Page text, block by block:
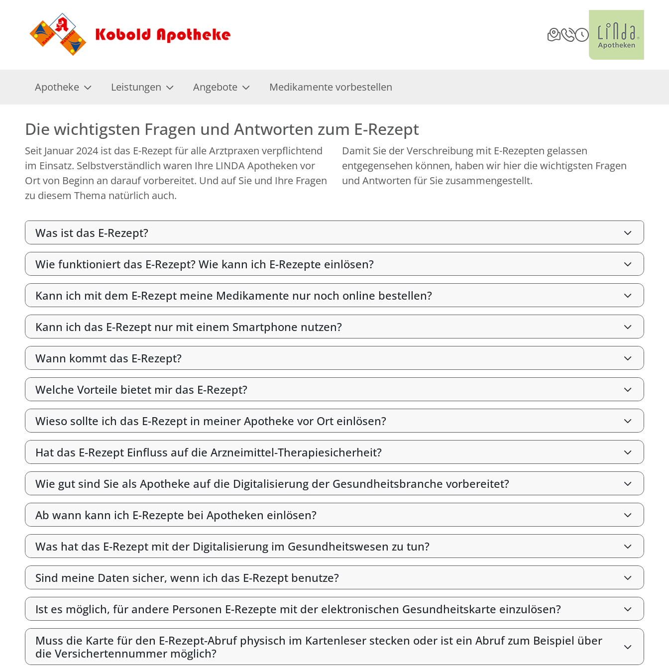
Apotheke Leistungen Angebote Medikamente vorbestellen
Die wichtigsten Fragen und Antworten zum E-Rezept
Seit Januar 2024 ist das E-Rezept für alle Arztpraxen verpflichtend
im Einsatz. Selbstverständlich waren Ihre LINDA Apotheken vor
Ort von Beginn an darauf vorbereitet. Und auf Sie und Ihre Fragen
zu diesem Thema natürlich auch.
Damit Sie der Verschreibung mit E-Rezepten gelassen
entgegensehen können, haben wir hier die wichtigsten Fragen
und Antworten für Sie zusammengestellt.
Was ist das E-Rezept?
Wie funktioniert das E-Rezept? Wie kann ich E-Rezepte einlösen?
Kann ich mit dem E-Rezept meine Medikamente nur noch online bestellen?
Kann ich das E-Rezept nur mit einem Smartphone nutzen?
Wann kommt das E-Rezept?
Welche Vorteile bietet mir das E-Rezept?
Wieso sollte ich das E-Rezept in meiner Apotheke vor Ort einlösen?
Hat das E-Rezept Einfluss auf die Arzneimittel-Therapiesicherheit?
Wie gut sind Sie als Apotheke auf die Digitalisierung der Gesundheitsbranche vorbereitet?
Ab wann kann ich E-Rezepte bei Apotheken einlösen?
Was hat das E-Rezept mit der Digitalisierung im Gesundheitswesen zu tun?
Sind meine Daten sicher, wenn ich das E-Rezept benutze?
Ist es möglich, für andere Personen E-Rezepte mit der elektronischen Gesundheitskarte einzulösen?
Muss die Karte für den E-Rezept-Abruf physisch im Kartenleser stecken oder ist ein Abruf zum Beispiel über
die Versichertennummer möglich?